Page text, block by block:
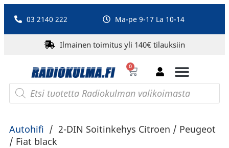
03 2140 222 Ma-pe 9-17 La 10-14
Ilmainen toimitus yli 140€ tilauksiin
0
Autohifi / 2-DIN Soitinkehys Citroen / Peugeot
/ Fiat black